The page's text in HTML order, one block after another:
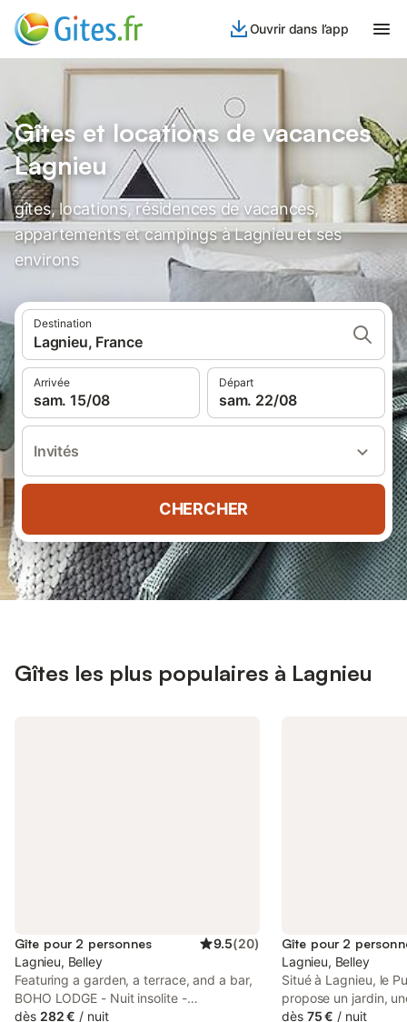
Ouvrir dans l’app
Gîtes et locations de vacances
Lagnieu
gîtes, locations, résidences de vacances,
appartements et campings à Lagnieu et ses
environs
Destination
Lagnieu, France
Arrivée
sam. 15/08
Départ
sam. 22/08
Invités
CHERCHER
Gîtes les plus populaires à Lagnieu
Gîte pour 2 personnes 9.5(20)
Lagnieu, Belley
Featuring a garden, a terrace, and a bar,
BOHO LODGE - Nuit insolite -
Romantique & Spa offers accommodation
dès 282 € / nuit
Gîte pour 2
Lagnieu, Belley
Situé à Lagnieu, le
propose un jardin,
connexion Wi-Fi
dès 75 € / nuit